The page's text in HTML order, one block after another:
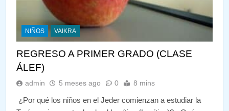
NIÑOS VAIKRA
REGRESO A PRIMER GRADO (CLASE
ÁLEF)
admin 5 meses ago 0 8 mins
¿Por qué los niños en el Jeder comienzan a estudiar la